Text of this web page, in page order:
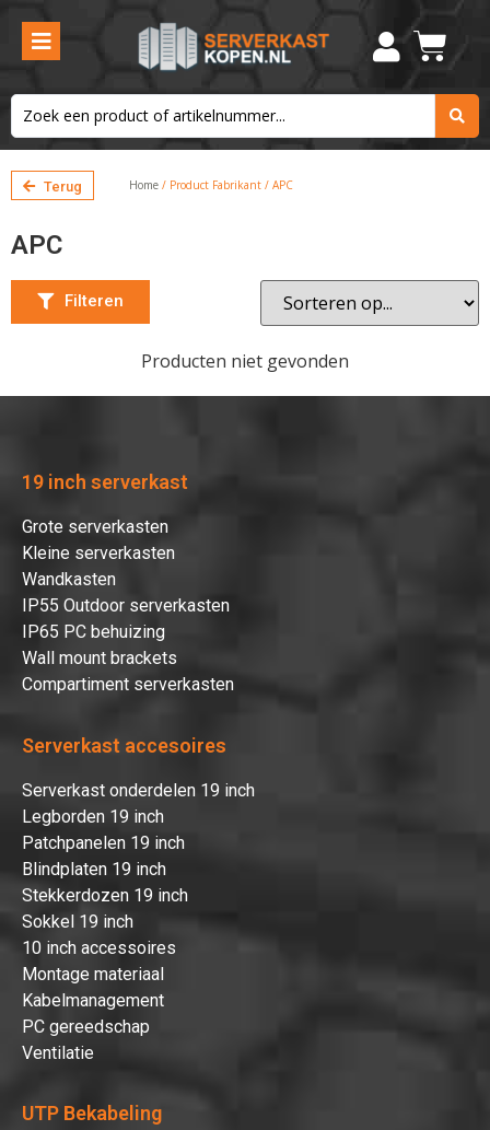
Terug Home / Product Fabrikant / APC
APC
Filteren
Producten niet gevonden
19 inch serverkast
Grote serverkasten
Kleine serverkasten
Wandkasten
IP55 Outdoor serverkasten
IP65 PC behuizing
Wall mount brackets
Compartiment serverkasten
Serverkast accesoires
Serverkast onderdelen 19 inch
Legborden 19 inch
Patchpanelen 19 inch
Blindplaten 19 inch
Stekkerdozen 19 inch
Sokkel 19 inch
10 inch accessoires
Montage materiaal
Kabelmanagement
PC gereedschap
Ventilatie
UTP Bekabeling